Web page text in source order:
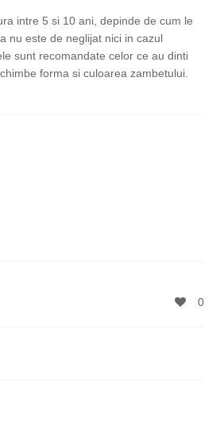
intre 5 si 10 ani, depinde de cum le
nu este de neglijat nici in cazul
sunt recomandate celor ce au dinti
forma si culoarea zambetului.
0